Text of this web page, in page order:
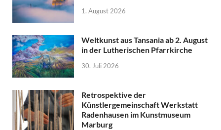
1. August 2026
Weltkunst aus Tansania ab 2. August
in der Lutherischen Pfarrkirche
30. Juli 2026
Retrospektive der
Künstlergemeinschaft Werkstatt
Radenhausen im Kunstmuseum
Marburg